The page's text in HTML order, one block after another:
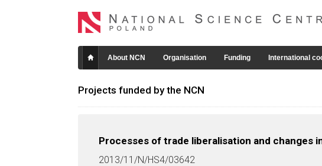
About NCN Organisation Funding International
Projects funded by the NCN
Processes of trade liberalisation and changes
2013/11/N/HS4/03642